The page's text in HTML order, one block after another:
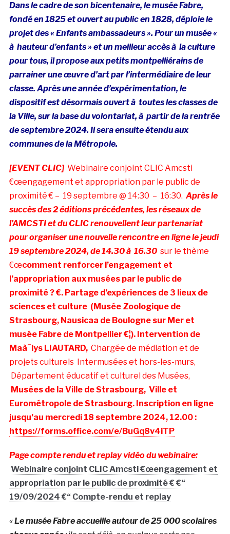
Dans le cadre de son bicentenaire, le musée Fabre,
fondé en 1825 et ouvert au public en 1828, déploie le
projet des « Enfants ambassadeurs ». Pour un musée «
à hauteur d’enfants » et un meilleur accès à la culture
pour tous, il propose aux petits montpelliérains de
parrainer une œuvre d’art par l’intermédiaire de leur
classe. Après une année d’expérimentation, le
dispositif est désormais ouvert à toutes les classes de
la Ville, sur la base du volontariat, à partir de la rentrée
de septembre 2024. Il sera ensuite étendu aux
communes de la Métropole.
[EVENT CLIC] Webinaire conjoint CLIC Amcsti
€œengagement et appropriation par le public de
proximité € – 19 septembre @ 14:30 – 16:30. Après le
succès des 2 éditions précédentes, les réseaux de
l’AMCSTI et du CLIC renouvellent leur partenariat
pour organiser une nouvelle rencontre en ligne le jeudi
19 septembre 2024, de 14.30 à 16.30 sur le thème
€œcomment renforcer l’engagement et
l’appropriation aux musées par le public de
proximité ? €. Partage d’expériences de3 lieux de
sciences et culture (Musée Zoologique de
Strasbourg, Nausicaa de Boulogne sur Mer et
musée Fabre de Montpellier €¦). Intervention de
Maà¯lys LIAUTARD, Chargée de médiation et de
projets culturels Intermusées et hors-les-murs,
Département éducatif et culturel des Musées,
Musées de la Ville de Strasbourg, Ville et
Eurométropole de Strasbourg. Inscription en ligne
jusqu’au mercredi 18 septembre 2024, 12.00 :
https://forms.office.com/e/BuGq8v4iTP
Page compte rendu et replay vidéo du webinaire:
Webinaire conjoint CLIC Amcsti €œengagement et
appropriation par le public de proximité € €“
19/09/2024 €“ Compte-rendu et replay
«Le musée Fabre accueille autour de 25 000 scolaires